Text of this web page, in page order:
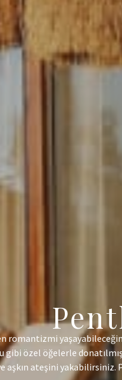
romantizmi
özel öğelerle
aşkın ateşini yakabilirsiniz.